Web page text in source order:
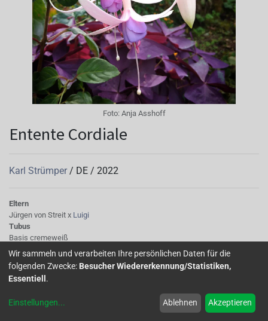
Foto: Anja Asshoff
Entente Cordiale
Karl Strümper / DE / 2022
Eltern
Jürgen von Streit x Luigi
Tubus
Basis cremeweiß
Sepalen
helles cremeweiß mit grünen Spitzen
Korolle/Petalen
fliederfarben
Staubbeutel: kräftig rosa
Wir sammeln und verarbeiten Ihre persönlichen Daten für die
folgenden Zwecke: Besucher Wiedererkennung/Statistiken,
Essentiell .
Einstellungen... Ablehnen Akzeptieren